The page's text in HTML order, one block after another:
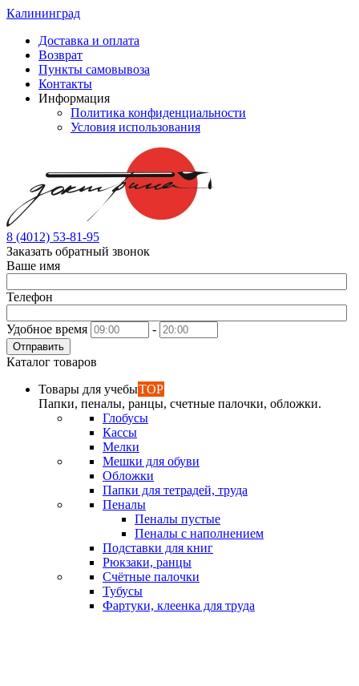
Калининград
Доставка и оплата
Возврат
Пункты самовывоза
Контакты
Информация
Политика конфиденциальности
Условия использования
8 (4012) 53-81-95
Заказать обратный звонок
Ваше имя
Телефон
Удобное время -
Отправить
Каталог товаров
Товары для учебыTOP
Папки, пеналы, ранцы, счетные палочки, обложки.
Глобусы
Кассы
Мелки
Мешки для обуви
Обложки
Папки для тетрадей, труда
Пеналы
Пеналы пустые
Пеналы с наполнением
Подставки для книг
Рюкзаки, ранцы
Счётные палочки
Тубусы
Фартуки, клеенка для труда